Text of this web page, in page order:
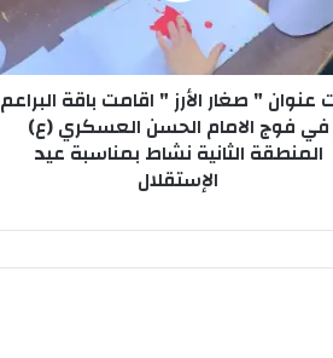
عنوان " صغار الأرز " اقامت باقة البراعم
في فوج الامام الحسن العسكري (ع)
المنطقة الثانية نشاط بمناسبة عيد
الإستقلال